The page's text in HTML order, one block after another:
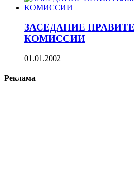
ЗАСЕДАНИЕ
КОМИССИИ
01.01.2002
Реклама